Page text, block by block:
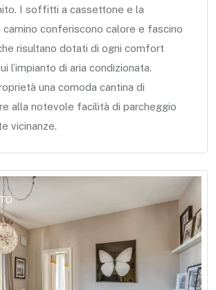
I soffitti a cassettone e la
camino conferiscono calore e fascino
risultano dotati di ogni comfort
l’impianto di aria condizionata.
una comoda cantina di
alla notevole facilità di parcheggio
vicinanze.